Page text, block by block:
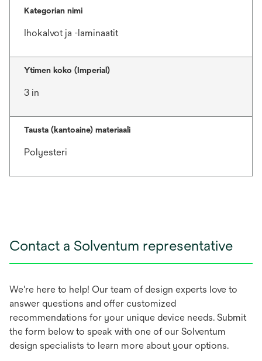
Kategorian nimi
Ihokalvot ja -laminaatit
Ytimen koko (Imperial)
3 in
Tausta (kantoaine) materiaali
Polyesteri
Contact a Solventum representative
We're here to help! Our team of design experts love to
answer questions and offer customized
recommendations for your unique device needs. Submit
the form below to speak with one of our Solventum
design specialists to learn more about your options.